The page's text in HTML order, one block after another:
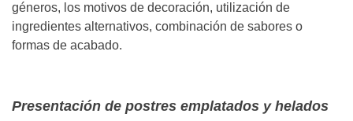
géneros, los motivos de decoración, utilización de
ingredientes alternativos, combinación de sabores o
formas de acabado.
Presentación de postres emplatados y helados